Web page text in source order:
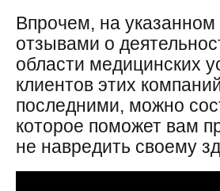
Впрочем, на
отзывами о
области медицинских
клиентов этих
последними, можно
которое поможет вам
не навредить своему